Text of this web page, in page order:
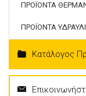
ΠΡΟΪΟΝΤΑ
ΠΡΟΪΟΝΤΑ
Κατάλογος